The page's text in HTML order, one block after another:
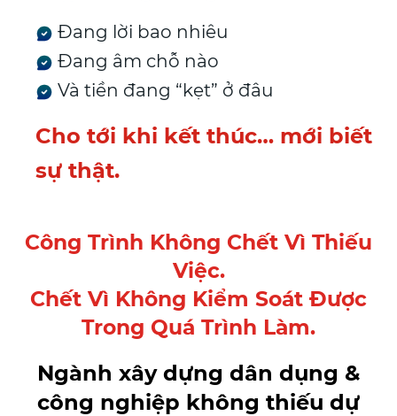
Đang lời bao nhiêu
Đang âm chỗ nào
Và tiền đang “kẹt” ở đâu
Cho tới khi kết thúc… mới biết
sự thật.
Công Trình Không Chết Vì Thiếu
Việc.
Chết Vì Không Kiểm Soát Được
Trong Quá Trình Làm.
Ngành xây dựng dân dụng &
công nghiệp không thiếu dự